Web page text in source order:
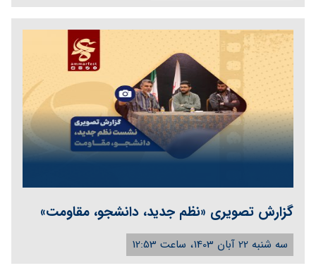
گزارش تصویری «نظم جدید، دانشجو، مقاومت»
سه شنبه 22 آبان 1403، ساعت 12:53